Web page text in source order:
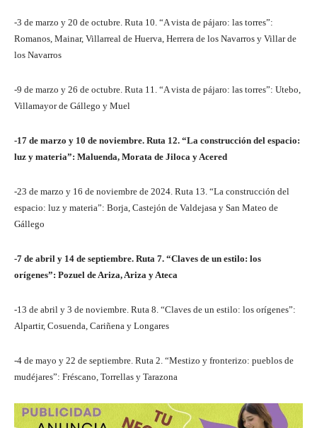
-3 de marzo y 20 de octubre. Ruta 10. “A vista de pájaro: las torres”:
Romanos, Mainar, Villarreal de Huerva, Herrera de los Navarros y Villar de
los Navarros
-9 de marzo y 26 de octubre. Ruta 11. “A vista de pájaro: las torres”: Utebo,
Villamayor de Gállego y Muel
-17 de marzo y 10 de noviembre. Ruta 12. “La construcción del espacio:
luz y materia”: Maluenda, Morata de Jiloca y Acered
-23 de marzo y 16 de noviembre de 2024. Ruta 13. “La construcción del
espacio: luz y materia”: Borja, Castejón de Valdejasa y San Mateo de
Gállego
-7 de abril y 14 de septiembre. Ruta 7. “Claves de un estilo: los
orígenes”: Pozuel de Ariza, Ariza y Ateca
-13 de abril y 3 de noviembre. Ruta 8. “Claves de un estilo: los orígenes”:
Alpartir, Cosuenda, Cariñena y Longares
-4 de mayo y 22 de septiembre. Ruta 2. “Mestizo y fronterizo: pueblos de
mudéjares”: Fréscano, Torrellas y Tarazona